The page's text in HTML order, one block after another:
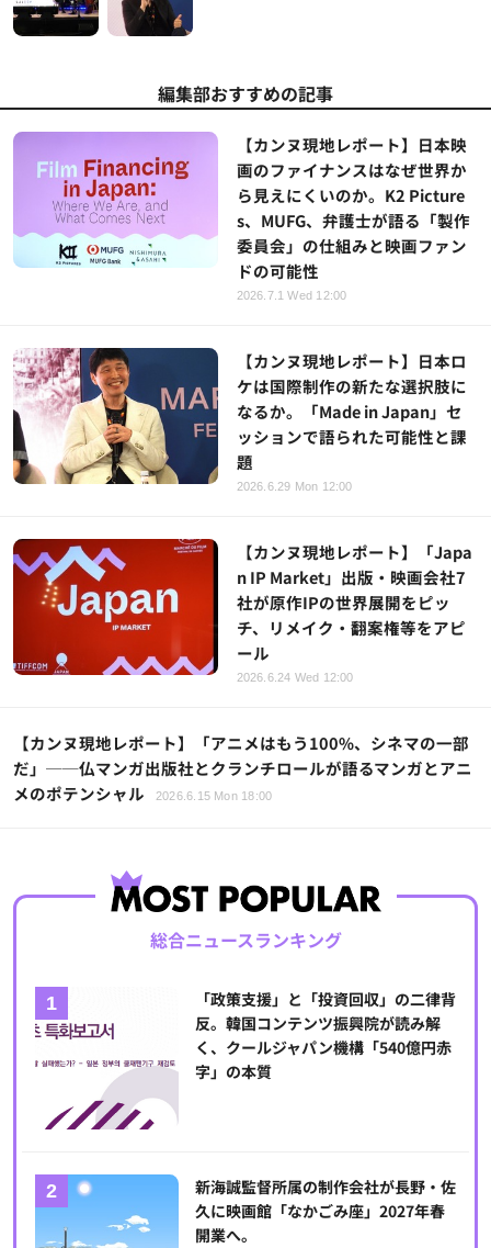
編集部おすすめの記事
【カンヌ現地レポート】日本映
画のファイナンスはなぜ世界か
ら見えにくいのか。K2 Picture
s、MUFG、弁護士が語る「製作
委員会」の仕組みと映画ファン
ドの可能性
2026.7.1 Wed 12:00
【カンヌ現地レポート】日本ロ
ケは国際制作の新たな選択肢に
なるか。「Made in Japan」セ
ッションで語られた可能性と課
題
2026.6.29 Mon 12:00
【カンヌ現地レポート】「Japa
n IP Market」出版・映画会社7
社が原作IPの世界展開をピッ
チ、リメイク・翻案権等をアピ
ール
2026.6.24 Wed 12:00
【カンヌ現地レポート】「アニメはもう100%、シネマの一部
だ」──仏マンガ出版社とクランチロールが語るマンガとアニ
メのポテンシャル
2026.6.15 Mon 18:00
総合ニュースランキング
「政策支援」と「投資回収」の二律背
反。韓国コンテンツ振興院が読み解
く、クールジャパン機構「540億円赤
字」の本質
新海誠監督所属の制作会社が長野・佐
久に映画館「なかごみ座」2027年春
開業へ。